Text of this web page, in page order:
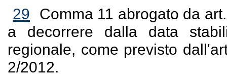
29
Comma 11 abrogato da
a decorrere dalla data
regionale, come previsto
2/2012.